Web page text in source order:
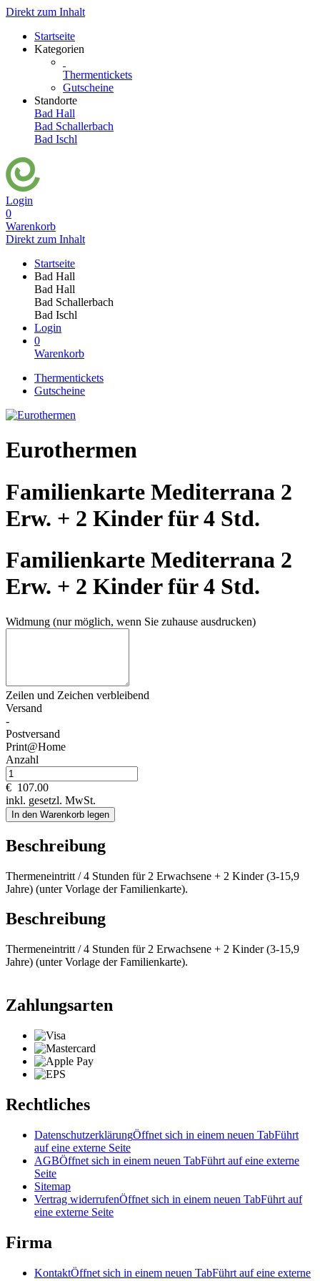
Direkt zum Inhalt
Startseite
Kategorien
Thermentickets
Gutscheine
Standorte
Bad Hall
Bad Schallerbach
Bad Ischl
Login
0
Warenkorb
Direkt zum Inhalt
Startseite
Bad Hall
Bad Hall
Bad Schallerbach
Bad Ischl
Login
0
Warenkorb
Thermentickets
Gutscheine
Eurothermen
Familienkarte Mediterrana 2
Erw. + 2 Kinder für 4 Std.
Familienkarte Mediterrana 2
Erw. + 2 Kinder für 4 Std.
Widmung (nur möglich, wenn Sie zuhause ausdrucken)
Zeilen und Zeichen verbleibend
Versand
-
Postversand
Print@Home
Anzahl
€ 107.00
inkl. gesetzl. MwSt.
In den Warenkorb legen
Beschreibung
Thermeneintritt / 4 Stunden für 2 Erwachsene + 2 Kinder (3-15,9
Jahre) (unter Vorlage der Familienkarte).
Beschreibung
Thermeneintritt / 4 Stunden für 2 Erwachsene + 2 Kinder (3-15,9
Jahre) (unter Vorlage der Familienkarte).
Zahlungsarten
Rechtliches
DatenschutzerklärungÖffnet sich in einem neuen TabFührt
auf eine externe Seite
AGBÖffnet sich in einem neuen TabFührt auf eine externe
Seite
Sitemap
Vertrag widerrufenÖffnet sich in einem neuen TabFührt auf
eine externe Seite
Firma
KontaktÖffnet sich in einem neuen TabFührt auf eine externe